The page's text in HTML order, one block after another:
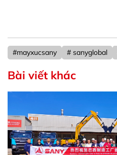
#mayxucsany # sanyglobal
Bài viết khác